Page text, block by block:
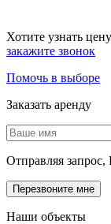
Хотите узнать
закажите звонок
Помочь в выборе
Заказать аренду
Отправляя запрос,
Наши объекты